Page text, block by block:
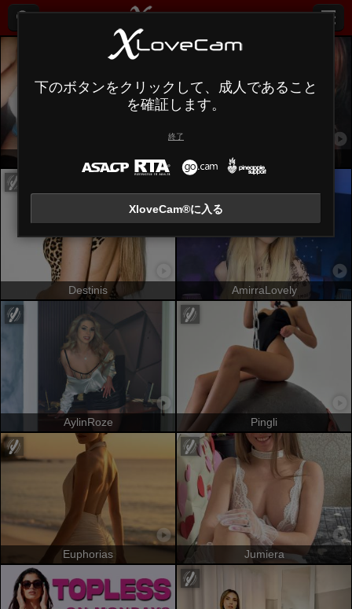
JuliaFrancaise
Destinis AmirraLovely
AylinRoze Pingli
Euphorias Jumiera
下のボタンをクリックして、成人であること
を確証します。
終了
XloveCam®に入る